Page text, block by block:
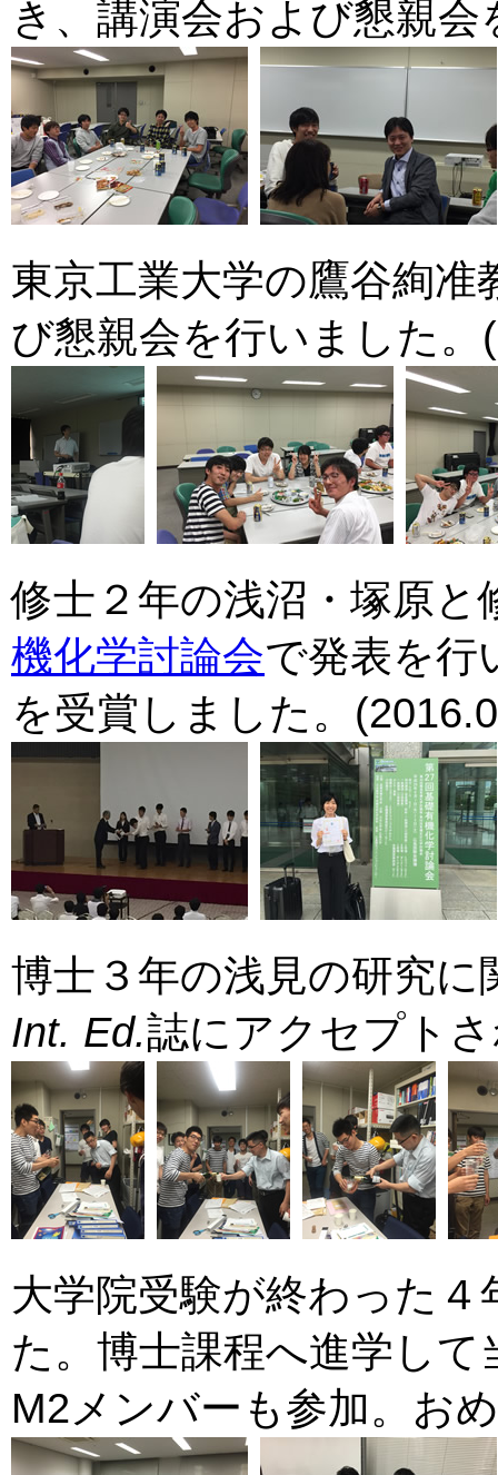
き、講演会および懇親
東京工業大学の鷹谷絢
び懇親会を行いました。
修士２年の浅沼・塚原と
機化学討論会で発表を行
を受賞しました。
博士３年の浅見の研究に
Int. Ed.誌にアクセプト
大学院受験が終わった
た。博士課程へ進学し
M2メンバーも参加。お